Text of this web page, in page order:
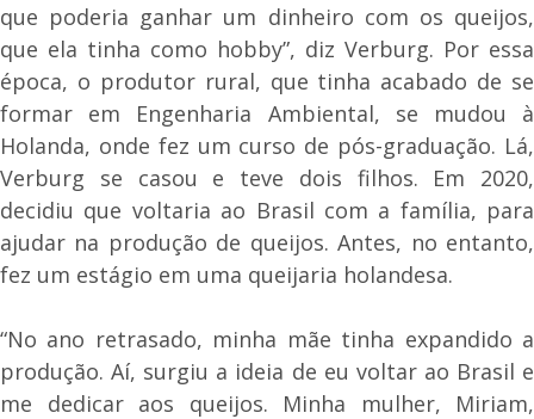
que poderia ganhar um dinheiro com os queijos,
que ela tinha como hobby”, diz Verburg. Por essa
época, o produtor rural, que tinha acabado de se
formar em Engenharia Ambiental, se mudou à
Holanda, onde fez um curso de pós-graduação. Lá,
Verburg se casou e teve dois filhos. Em 2020,
decidiu que voltaria ao Brasil com a família, para
ajudar na produção de queijos. Antes, no entanto,
fez um estágio em uma queijaria holandesa.
“No ano retrasado, minha mãe tinha expandido a
produção. Aí, surgiu a ideia de eu voltar ao Brasil e
me dedicar aos queijos. Minha mulher, Miriam,